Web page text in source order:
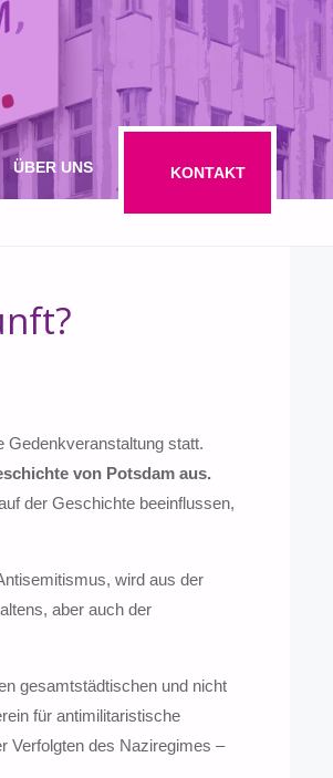
ÜBER UNS KONTAKT
Gedenkveranstaltung statt.
von Potsdam aus.
der Geschichte beeinflussen,
wird aus der
aber auch der
gesamtstädtischen und nicht
für antimilitaristische
Verfolgten des Naziregimes –